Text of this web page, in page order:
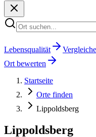
Lebensqualität
Ort bewerten
Startseite
Orte finden
Lippoldsberg
Lippoldsberg